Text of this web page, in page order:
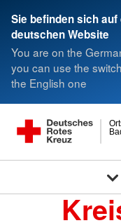
Sie befinden sich auf
deutschen Website
You are on the
you can use the
the English one